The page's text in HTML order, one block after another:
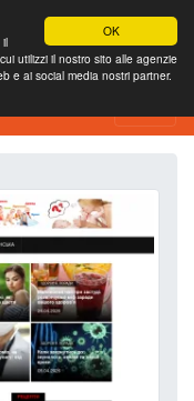
OK
il
utilizzi il nostro sito alle agenzie
e ai social media nostri partner.